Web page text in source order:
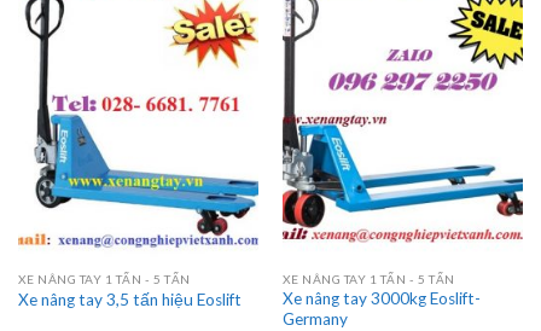
XE NÂNG TAY 1 TẤN - 5 TẤN
Xe nâng tay 3,5 tấn hiệu Eoslift
XE NÂNG TAY 1 TẤN - 5 TẤN
Xe nâng tay 3000kg Eoslift-
Germany